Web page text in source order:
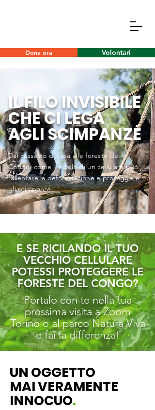
Volontari
Dona ora
IL FILO INVISIBILE
CHE CI LEGA
AGLI SCIMPANZÉ
Dal cassetto di casa alle foreste del
Congo: come il riciclo di un cellulare può
rallentare la deforestazione e proteggere
gli scimpanzé.
E SE RICILANDO IL TUO
VECCHIO CELLULARE
POTESSI PROTEGGERE LE
FORESTE DEL CONGO?
Portalo con te nella tua
prossima visita a Zoom
Torino o al parco Natura Viva
e fai la differenza!
UN OGGETTO
MAI VERAMENTE
INNOCUO.